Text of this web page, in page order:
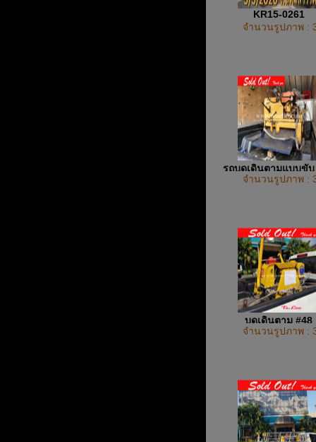
KR15-0261
จำนวนรูปภาพ :
รถบดเดินตามแบบขั
จำนวนรูปภาพ :
บดเดินตาม #48
จำนวนรูปภาพ :